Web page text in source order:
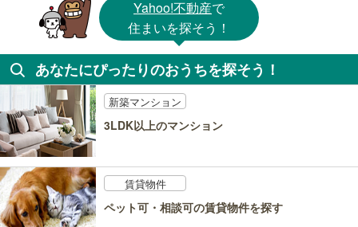
Yahoo!不動産で
住まいを探そう！
あなたにぴったりのおうちを探そう！
新築マンション
3LDK以上のマンション
賃貸物件
ペット可・相談可の賃貸物件を探す